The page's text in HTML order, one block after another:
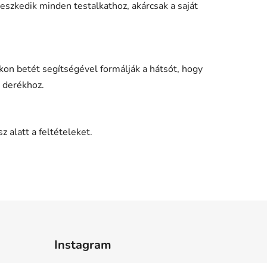
minden testalkathoz, akárcsak a saját
betét segítségével formálják a hátsót, hogy
alatt a feltételeket.
Instagram